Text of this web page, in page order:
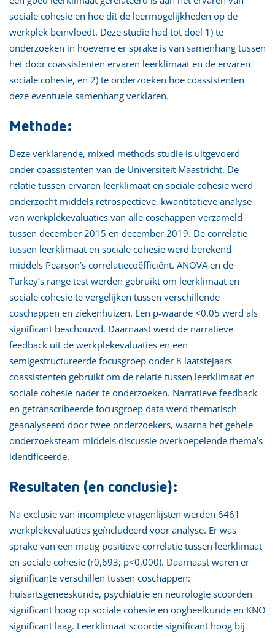
sociale cohesie en hoe dit de leermogelijkheden op de
werkplek beïnvloedt. Deze studie had tot doel 1) te
onderzoeken in hoeverre er sprake is van samenhang tussen
het door coassistenten ervaren leerklimaat en de ervaren
sociale cohesie, en 2) te onderzoeken hoe coassistenten
deze eventuele samenhang verklaren.
Methode:
Deze verklarende, mixed-methods studie is uitgevoerd
onder coassistenten van de Universiteit Maastricht. De
relatie tussen ervaren leerklimaat en sociale cohesie werd
onderzocht middels retrospectieve, kwantitatieve analyse
van werkplekevaluaties van alle coschappen verzameld
tussen december 2015 en december 2019. De correlatie
tussen leerklimaat en sociale cohesie werd berekend
middels Pearson’s correlatiecoëfficiënt. ANOVA en de
Turkey’s range test werden gebruikt om leerklimaat en
sociale cohesie te vergelijken tussen verschillende
coschappen en ziekenhuizen. Een p-waarde <0.05 werd als
significant beschouwd. Daarnaast werd de narratieve
feedback uit de werkplekevaluaties en een
semigestructureerde focusgroep onder 8 laatstejaars
coassistenten gebruikt om de relatie tussen leerklimaat en
sociale cohesie nader te onderzoeken. Narratieve feedback
en getranscribeerde focusgroep data werd thematisch
geanalyseerd door twee onderzoekers, waarna het gehele
onderzoeksteam middels discussie overkoepelende thema’s
identificeerde.
Resultaten (en conclusie):
Na exclusie van incomplete vragenlijsten werden 6461
werkplekevaluaties geïncludeerd voor analyse. Er was
sprake van een matig positieve correlatie tussen leerklimaat
en sociale cohesie (r0,693; p<0,000). Daarnaast waren er
significante verschillen tussen coschappen:
huisartsgeneeskunde, psychiatrie en neurologie scoorden
significant hoog op sociale cohesie en oogheelkunde en KNO
significant laag. Leerklimaat scoorde significant hoog bij